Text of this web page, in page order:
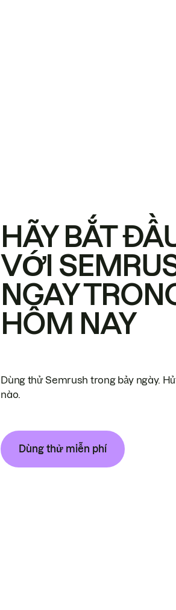
HÃY BẮT
VỚI
NGAY
HÔM NAY
Dùng thử Semrush trong bảy ngày.
nào.
Dùng thử miễn phí